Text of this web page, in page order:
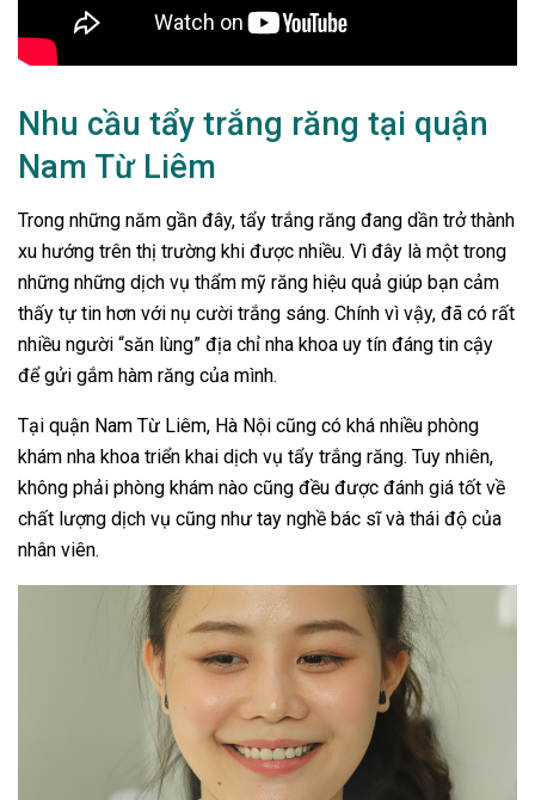
Nhu cầu tẩy trắng răng tại quận
Nam Từ Liêm
Trong những năm gần đây, tẩy trắng răng đang dần trở thành
xu hướng trên thị trường khi được nhiều. Vì đây là một trong
những những dịch vụ thẩm mỹ răng hiệu quả giúp bạn cảm
thấy tự tin hơn với nụ cười trắng sáng. Chính vì vậy, đã có rất
nhiều người “săn lùng” địa chỉ nha khoa uy tín đáng tin cậy
để gửi gắm hàm răng của mình.
Tại quận Nam Từ Liêm, Hà Nội cũng có khá nhiều phòng
khám nha khoa triển khai dịch vụ tẩy trắng răng. Tuy nhiên,
không phải phòng khám nào cũng đều được đánh giá tốt về
chất lượng dịch vụ cũng như tay nghề bác sĩ và thái độ của
nhân viên.